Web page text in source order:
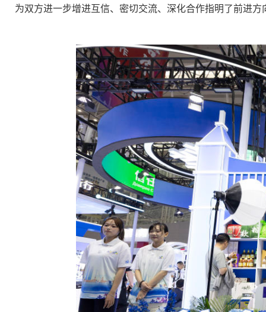
为双方进一步增进互信、密切交流、深化合作指明了前进